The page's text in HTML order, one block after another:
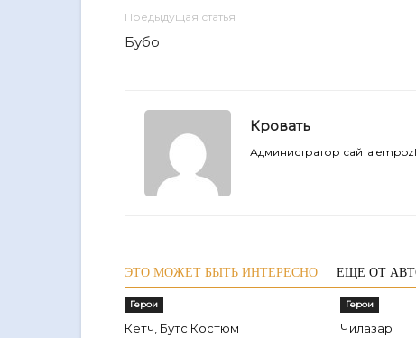
Предыдущая статья
Бубо
Кровать
Администратор сайта
ЭТО МОЖЕТ БЫТЬ ИНТЕРЕСНО ЕЩЕ ОТ
Герои
Кетч, Бутс Костюм
Герои
Чилазар